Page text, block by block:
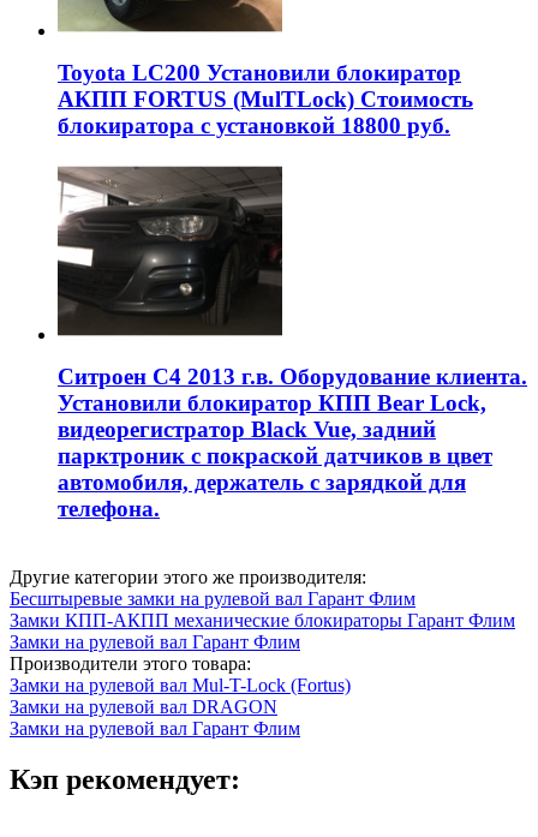
Toyota LC200 Установили блокиратор
АКПП FORTUS (MulTLock) Стоимость
блокиратора с установкой 18800 руб.
Ситроен С4 2013 г.в. Оборудование клиента.
Установили блокиратор КПП Bear Lock,
видеорегистратор Black Vue, задний
парктроник с покраской датчиков в цвет
автомобиля, держатель с зарядкой для
телефона.
Другие категории этого же производителя:
Бесштыревые замки на рулевой вал Гарант Флим
Замки КПП-АКПП механические блокираторы Гарант Флим
Замки на рулевой вал Гарант Флим
Производители этого товара:
Замки на рулевой вал Mul-T-Lock (Fortus)
Замки на рулевой вал DRAGON
Замки на рулевой вал Гарант Флим
Кэп рекомендует: